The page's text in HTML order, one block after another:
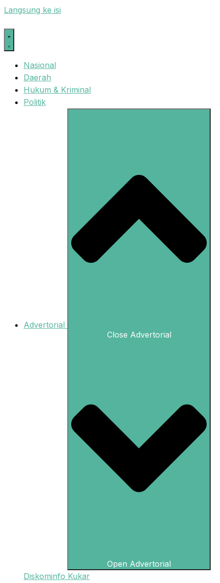
Langsung ke isi
Nasional
Daerah
Hukum & Kriminal
Politik
Advertorial
Close Advertorial
Open Advertorial
Diskominfo Kukar